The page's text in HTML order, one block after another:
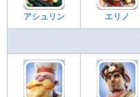
アシュリン エリノ